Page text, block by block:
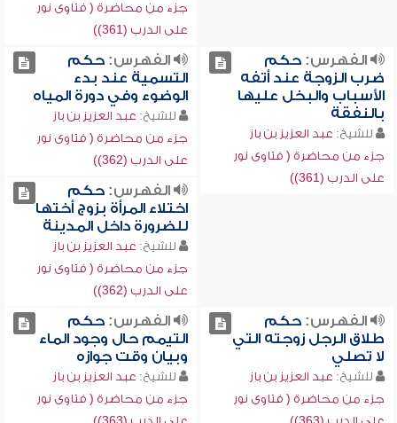
جزء من محاضرة ( فتاوى نور
على الدرب (361))
الفهرس:حكم
ضرب الزوجة عند أتفه
الأسباب والبخل عليها
بالنفقة
للشيخ: عبد العزيز بن باز
جزء من محاضرة ( فتاوى نور
على الدرب (361))
الفهرس:حكم
التسمية عند بدء
الوضوء وفي دورة المياه
للشيخ: عبد العزيز بن باز
جزء من محاضرة ( فتاوى نور
على الدرب (362))
الفهرس:حكم
اختلاء المرأة بزوج أختها
للضرورة داخل المدينة
للشيخ: عبد العزيز بن باز
جزء من محاضرة ( فتاوى نور
على الدرب (362))
الفهرس:حكم
طلاق الرجل زوجته التي
لا تصلي
للشيخ: عبد العزيز بن باز
جزء من محاضرة ( فتاوى نور
الفهرس:حكم
التيمم حال وجود الماء
وبيان وقت جوازه
للشيخ: عبد العزيز بن باز
جزء من محاضرة ( فتاوى نور